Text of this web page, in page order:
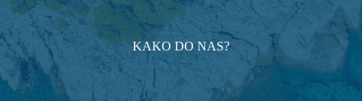
KAKO DO NAS?